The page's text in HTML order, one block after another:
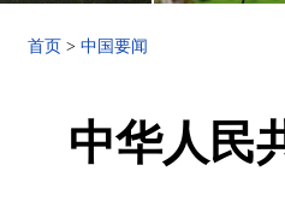
首页 > 中国要闻
中华人民